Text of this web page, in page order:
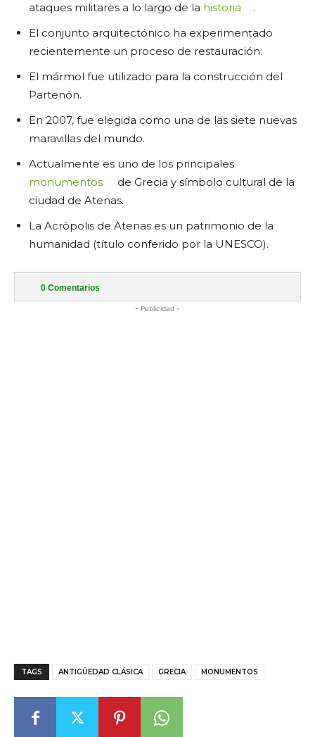
ataques militares a lo largo de la historia
.
El conjunto arquitectónico ha experimentado
recientemente un proceso de restauración.
El mármol fue utilizado para la construcción del
Partenón.
En 2007, fue elegida como una de las siete nuevas
maravillas del mundo.
Actualmente es uno de los principales
monumentos
de Grecia y símbolo cultural de la
ciudad de Atenas.
La Acrópolis de Atenas es un patrimonio de la
humanidad (título conferido por la UNESCO).
0 Comentarios
- Publicidad -
TAGS ANTIGÜEDAD CLÁSICA GRECIA MONUMENTOS